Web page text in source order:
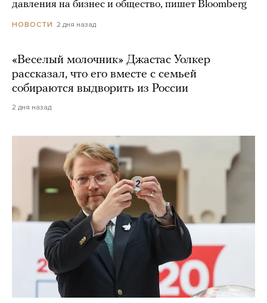
давления на бизнес и общество, пишет Bloomberg
НОВОСТИ 2 дня назад
«Веселый молочник» Джастас Уолкер
рассказал, что его вместе с семьей
собираются выдворить из России
2 дня назад